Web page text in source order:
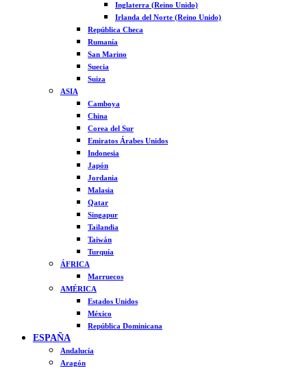
Inglaterra (Reino Unido)
Irlanda del Norte (Reino Unido)
República Checa
Rumanía
San Marino
Suecia
Suiza
ASIA
Camboya
China
Corea del Sur
Emiratos Árabes Unidos
Indonesia
Japón
Jordania
Malasia
Qatar
Singapur
Tailandia
Taiwán
Turquía
ÁFRICA
Marruecos
AMÉRICA
Estados Unidos
México
República Dominicana
ESPAÑA
Andalucía
Aragón